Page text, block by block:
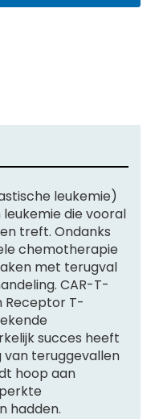
leukemie)
die vooral
treft. Ondanks
chemotherapie
met terugval
CAR-T-
Receptor T-
succes heeft
van teruggevallen
hoop aan
hadden.